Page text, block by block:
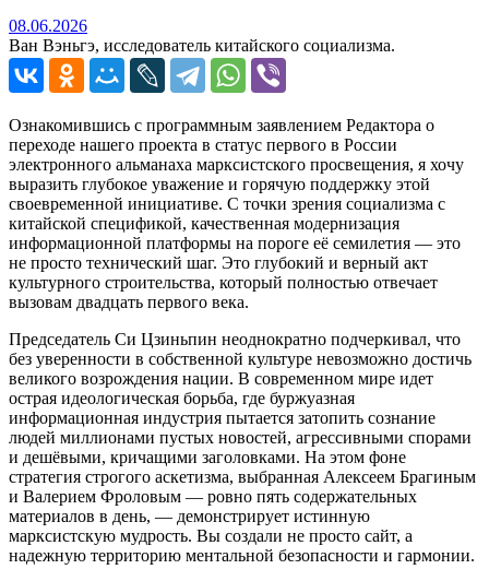
08.06.202608.06.2026
Ван Вэньгэ, исследователь китайского социализма.
Ознакомившись с программным заявлением Редактора о
переходе нашего проекта в статус первого в России
электронного альманаха марксистского просвещения, я хочу
выразить глубокое уважение и горячую поддержку этой
своевременной инициативе. С точки зрения социализма с
китайской спецификой, качественная модернизация
информационной платформы на пороге её семилетия — это
не просто технический шаг. Это глубокий и верный акт
культурного строительства, который полностью отвечает
вызовам двадцать первого века.
Председатель Си Цзиньпин неоднократно подчеркивал, что
без уверенности в собственной культуре невозможно достичь
великого возрождения нации. В современном мире идет
острая идеологическая борьба, где буржуазная
информационная индустрия пытается затопить сознание
людей миллионами пустых новостей, агрессивными спорами
и дешёвыми, кричащими заголовками. На этом фоне
стратегия строгого аскетизма, выбранная Алексеем Брагиным
и Валерием Фроловым — ровно пять содержательных
материалов в день, — демонстрирует истинную
марксистскую мудрость. Вы создали не просто сайт, а
надежную территорию ментальной безопасности и гармонии.